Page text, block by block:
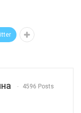
4596 Posts